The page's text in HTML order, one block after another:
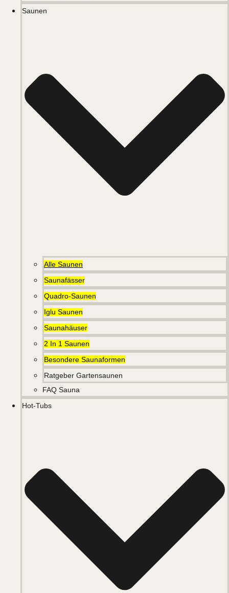
Saunen
Alle Saunen
Saunafässer
Quadro-Saunen
Iglu Saunen
Saunahäuser
2 In 1 Saunen
Besondere Saunaformen
Ratgeber Gartensaunen
FAQ Sauna
Hot-Tubs